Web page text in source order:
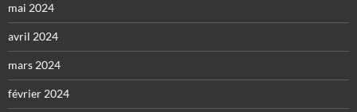
mai 2024
avril 2024
mars 2024
février 2024